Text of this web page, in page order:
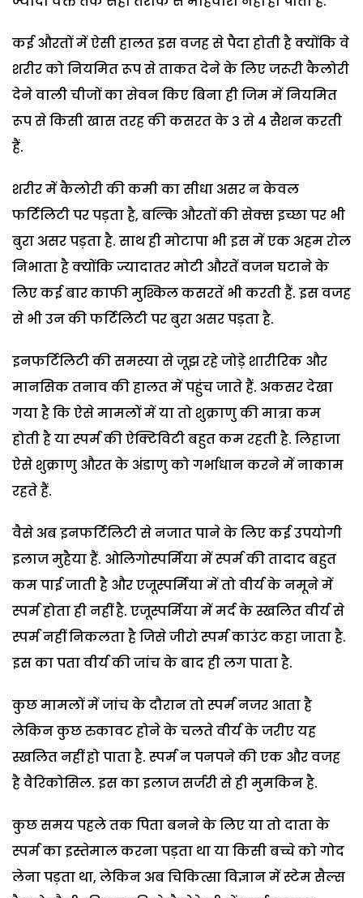
कई औरतों में ऐसी हालत इस वजह से पैदा होती है क्योंकि वे
शरीर को नियमित रूप से ताकत देने के लिए जरूरी कैलोरी
देने वाली चीजों का सेवन किए बिना ही जिम में नियमित
रूप से किसी खास तरह की कसरत के 3 से 4 सैशन करती
हैं.
शरीर में कैलोरी की कमी का सीधा असर न केवल
फर्टिलिटी पर पड़ता है, बल्कि औरतों की सेक्स इच्छा पर भी
बुरा असर पड़ता है. साथ ही मोटापा भी इस में एक अहम रोल
निभाता है क्योंकि ज्यादातर मोटी औरतें वजन घटाने के
लिए कई बार काफी मुश्किल कसरतें भी करती हैं. इस वजह
से भी उन की फर्टिलिटी पर बुरा असर पड़ता है.
इनफर्टिलिटी की समस्या से जूझ रहे जोड़े शारीरिक और
मानसिक तनाव की हालत में पहुंच जाते हैं. अकसर देखा
गया है कि ऐसे मामलों में या तो शुक्राणु की मात्रा कम
होती है या स्पर्म की ऐक्टिविटी बहुत कम रहती है. लिहाजा
ऐसे शुक्राणु औरत के अंडाणु को गर्भाधान करने में नाकाम
रहते हैं.
वैसे अब इनफर्टिलिटी से नजात पाने के लिए कई उपयोगी
इलाज मुहैया हैं. ओलिगोस्पर्मिया में स्पर्म की तादाद बहुत
कम पाई जाती है और एजूस्पर्मिया में तो वीर्य के नमूने में
स्पर्म होता ही नहीं है. एजूस्पर्मिया में मर्द के स्खलित वीर्य से
स्पर्म नहीं निकलता है जिसे जीरो स्पर्म काउंट कहा जाता है.
इस का पता वीर्य की जांच के बाद ही लग पाता है.
कुछ मामलों में जांच के दौरान तो स्पर्म नजर आता है
लेकिन कुछ रुकावट होने के चलते वीर्य के जरीए यह
स्खलित नहीं हो पाता है. स्पर्म न पनपने की एक और वजह
है वैरिकोसिल. इस का इलाज सर्जरी से ही मुमकिन है.
कुछ समय पहले तक पिता बनने के लिए या तो दाता के
स्पर्म का इस्तेमाल करना पड़ता था या किसी बच्चे को गोद
लेना पड़ता था, लेकिन अब चिकित्सा विज्ञान में स्टेम सैल्स